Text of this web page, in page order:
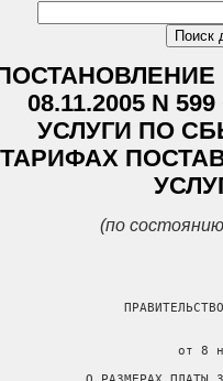
08.11.2005 N
УСЛУГИ ПО
ТАРИФАХ
(по
от 8